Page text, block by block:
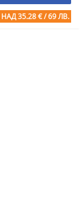
НАД 35.28 € / 69 ЛВ.